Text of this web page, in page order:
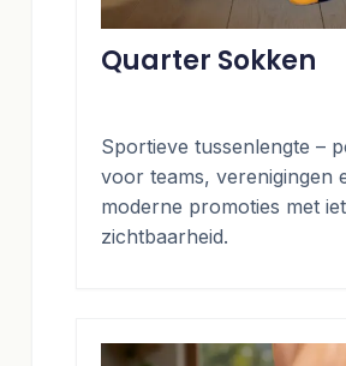
Quarter Sokken
Sportieve tussenlengte –
voor teams, verenigingen
moderne promoties met
zichtbaarheid.